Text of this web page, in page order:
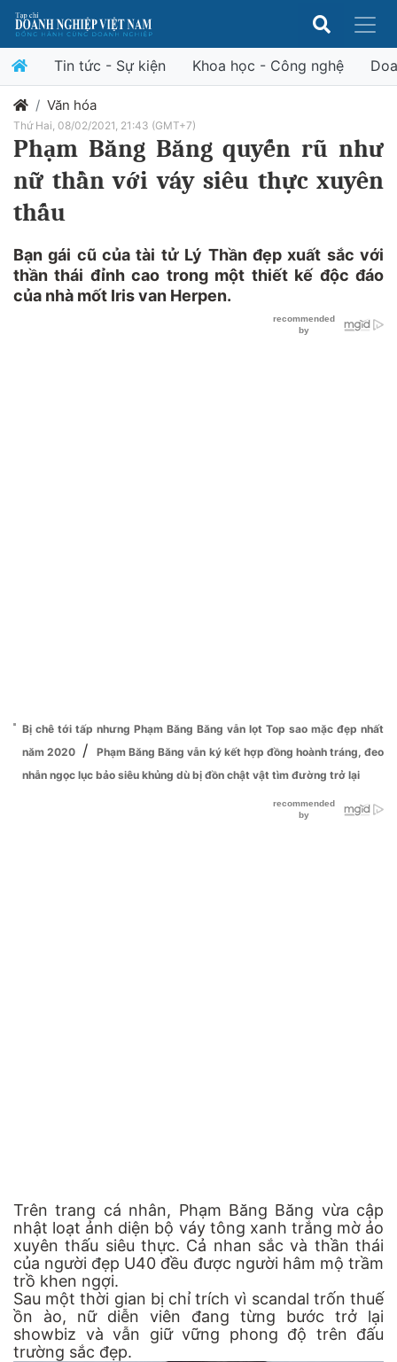
Tin tức - Sự kiện Khoa học - Công nghệ
Văn hóa
Thứ Hai, 08/02/2021, 21:43 (GMT+7)
Phạm Băng Băng quyến rũ như
nữ thần với váy siêu thực xuyên
thấu
Bạn gái cũ của tài tử Lý Thần đẹp xuất sắc với
thần thái đỉnh cao trong một thiết kế độc đáo
của nhà mốt Iris van Herpen.
Bị chê tới tấp nhưng Phạm Băng Băng vẫn lọt Top sao mặc đẹp nhất
năm 2020 /
Phạm Băng Băng vẫn ký kết hợp đồng hoành tráng, đeo
nhẫn ngọc lục bảo siêu khủng dù bị đồn chật vật tìm đường trở lại
Trên trang cá nhân, Phạm Băng Băng vừa cập
nhật loạt ảnh diện bộ váy tông xanh trắng mờ ảo
xuyên thấu siêu thực. Cả nhan sắc và thần thái
của người đẹp U40 đều được người hâm mộ trầm
trồ khen ngợi.
Sau một thời gian bị chỉ trích vì scandal trốn thuế
ồn ào, nữ diễn viên đang từng bước trở lại
showbiz và vẫn giữ vững phong độ trên đấu
trường sắc đẹp.